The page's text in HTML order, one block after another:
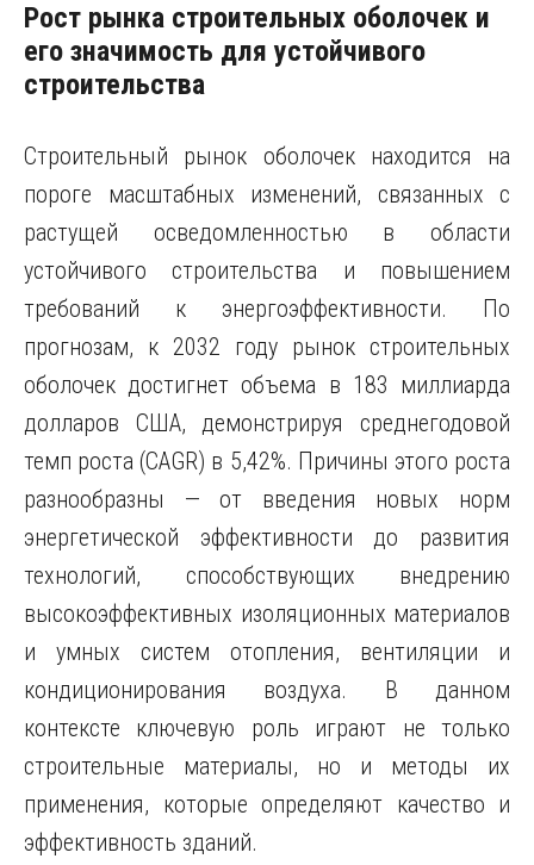
Рост рынка строительных оболочек и
его значимость для устойчивого
строительства
Строительный рынок оболочек находится на
пороге масштабных изменений, связанных с
растущей осведомленностью в области
устойчивого строительства и повышением
требований к энергоэффективности. По
прогнозам, к 2032 году рынок строительных
оболочек достигнет объема в 183 миллиарда
долларов США, демонстрируя среднегодовой
темп роста (CAGR) в 5,42%. Причины этого роста
разнообразны — от введения новых норм
энергетической эффективности до развития
технологий, способствующих внедрению
высокоэффективных изоляционных материалов
и умных систем отопления, вентиляции и
кондиционирования воздуха. В данном
контексте ключевую роль играют не только
строительные материалы, но и методы их
применения, которые определяют качество и
эффективность зданий.